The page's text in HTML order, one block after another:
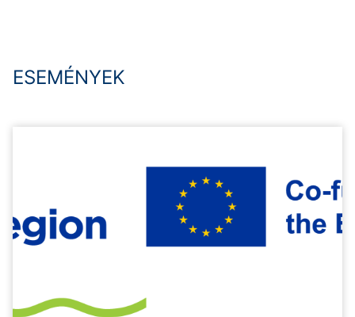
ESEMÉNYEK